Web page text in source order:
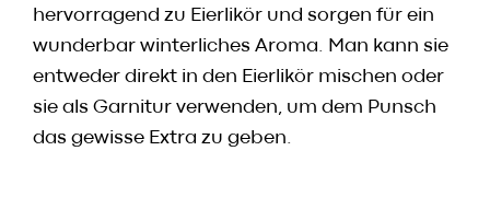
hervorragend zu Eierlikör und sorgen für ein
wunderbar winterliches Aroma. Man kann sie
entweder direkt in den Eierlikör mischen oder
sie als Garnitur verwenden, um dem Punsch
das gewisse Extra zu geben.